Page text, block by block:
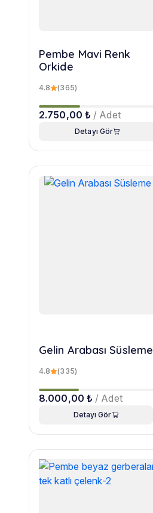
Pembe Mavi Renk
Orkide
4.8 (365)
2.750,00 ₺ / Adet
Detayı Gör
Gelin Arabası Süsleme
4.8 (335)
8.000,00 ₺ / Adet
Detayı Gör